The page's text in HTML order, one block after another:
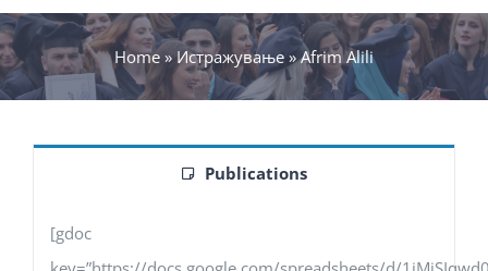
Home »Истражување »Afrim Alili
Publications
[gdoc